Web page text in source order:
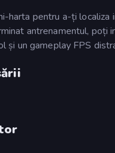
harta pentru a-ți localiza
antrenamentul, poți
și un gameplay FPS